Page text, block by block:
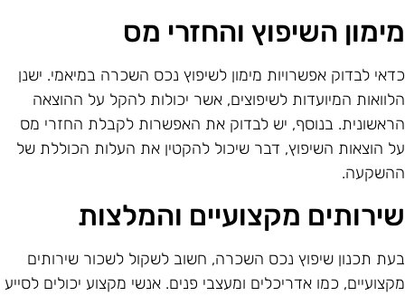
השיפוץ והחזרי מס
לבדוק אפשרויות מימון לשיפוץ נכס השכרה במיאמי. ישנן
המיועדות לשיפוצים, אשר יכולות להקל על ההוצאה
בנוסף, יש לבדוק את האפשרות לקבלת החזרי מס
הוצאות השיפוץ, דבר שיכול להקטין את העלות הכוללת של
מקצועיים והמלצות
תכנון שיפוץ נכס השכרה, חשוב לשקול לשכור שירותים
כמו אדריכלים ומעצבי פנים. אנשי מקצוע יכולים לסייע